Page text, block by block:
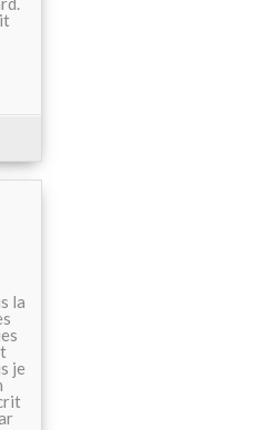
la
je